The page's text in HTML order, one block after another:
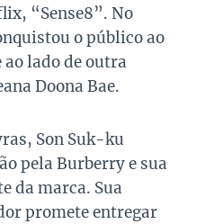
“Sense8”. No
o público ao
lado de outra
Doona Bae.
Son Suk-ku
pela Burberry e sua
da marca. Sua
promete entregar